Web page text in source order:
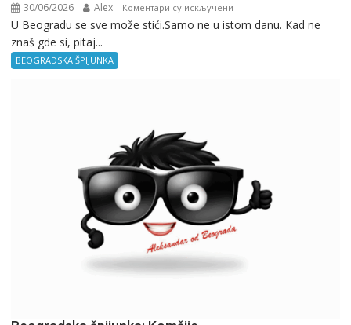
30/06/2026 Alex Коментари су искључени
Beogradska
U Beogradu se sve može stići.Samo ne u istom danu. Kad ne
znaš gde si, pitaj...
BEOGRADSKA ŠPIJUNKA